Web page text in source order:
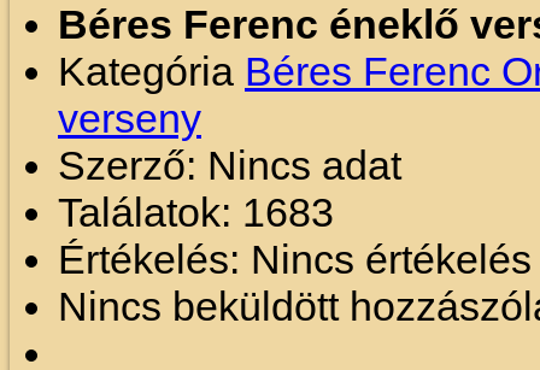
Béres Ferenc éneklő
Kategória Béres Ferenc
verseny
Szerző: Nincs adat
Találatok: 1683
Értékelés: Nincs
Nincs beküldött